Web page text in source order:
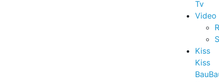
Tv
Video
Kiss
Kiss